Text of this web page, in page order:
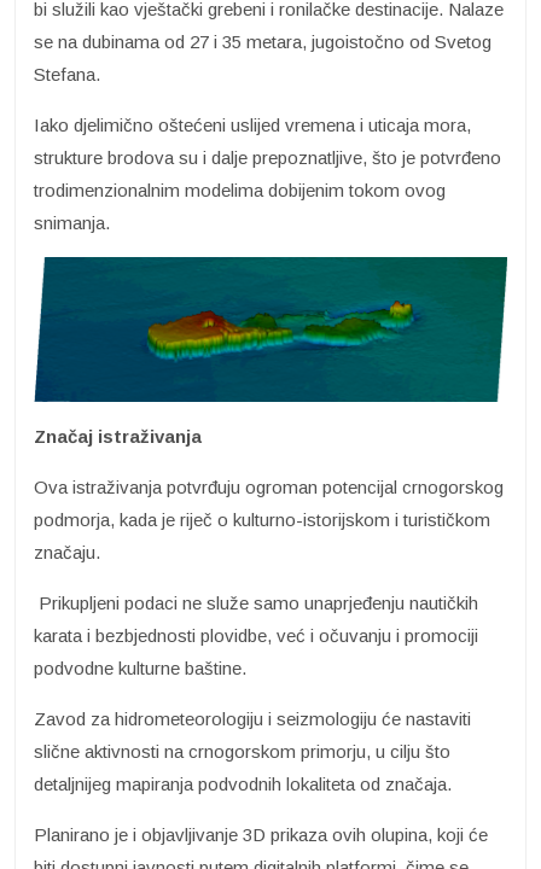
bi služili kao vještački grebeni i ronilačke destinacije. Nalaze
se na dubinama od 27 i 35 metara, jugoistočno od Svetog
Stefana.
Iako djelimično oštećeni uslijed vremena i uticaja mora,
strukture brodova su i dalje prepoznatljive, što je potvrđeno
trodimenzionalnim modelima dobijenim tokom ovog
snimanja.
Značaj istraživanja
Ova istraživanja potvrđuju ogroman potencijal crnogorskog
podmorja, kada je riječ o kulturno-istorijskom i turističkom
značaju.
Prikupljeni podaci ne služe samo unaprjeđenju nautičkih
karata i bezbjednosti plovidbe, već i očuvanju i promociji
podvodne kulturne baštine.
Zavod za hidrometeorologiju i seizmologiju će nastaviti
slične aktivnosti na crnogorskom primorju, u cilju što
detaljnijeg mapiranja podvodnih lokaliteta od značaja.
Planirano je i objavljivanje 3D prikaza ovih olupina, koji će